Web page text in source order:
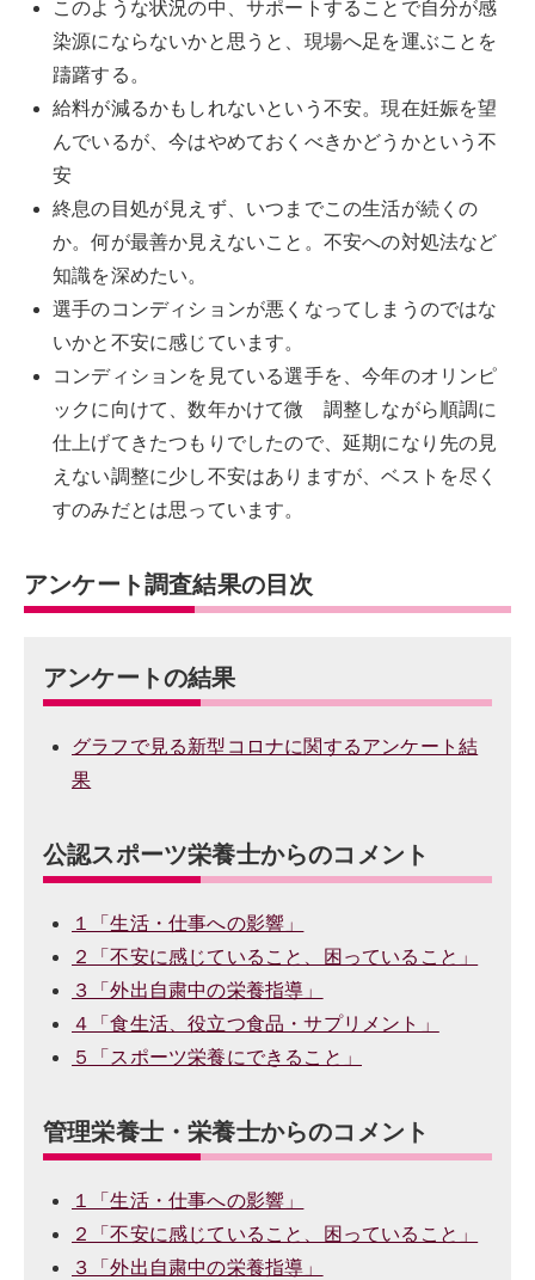
このような状況の中、サポートすることで自分が感
染源にならないかと思うと、現場へ足を運ぶことを
躊躇する。
給料が減るかもしれないという不安。現在妊娠を望
んでいるが、今はやめておくべきかどうかという不
安
終息の目処が見えず、いつまでこの生活が続くの
か。何が最善か見えないこと。不安への対処法など
知識を深めたい。
選手のコンディションが悪くなってしまうのではな
いかと不安に感じています。
コンディションを見ている選手を、今年のオリンピ
ックに向けて、数年かけて微 調整しながら順調に
仕上げてきたつもりでしたので、延期になり先の見
えない調整に少し不安はありますが、ベストを尽く
すのみだとは思っています。
アンケート調査結果の目次
アンケートの結果
グラフで見る新型コロナに関するアンケート結
果
公認スポーツ栄養士からのコメント
１「生活・仕事への影響」
２「不安に感じていること、困っていること」
３「外出自粛中の栄養指導」
４「食生活、役立つ食品・サプリメント」
５「スポーツ栄養にできること」
管理栄養士・栄養士からのコメント
１「生活・仕事への影響」
２「不安に感じていること、困っていること」
３「外出自粛中の栄養指導」